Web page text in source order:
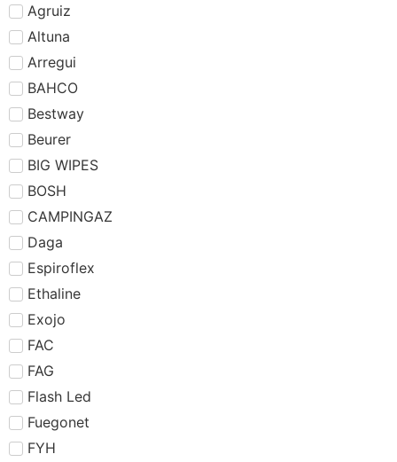
Agruiz
Altuna
Arregui
BAHCO
Bestway
Beurer
BIG WIPES
BOSH
CAMPINGAZ
Daga
Espiroflex
Ethaline
Exojo
FAC
FAG
Flash Led
Fuegonet
FYH